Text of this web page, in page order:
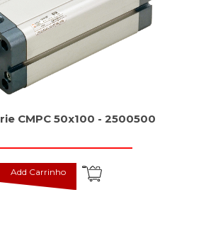
CMPC 50x100 - 2500500
Add Carrinho